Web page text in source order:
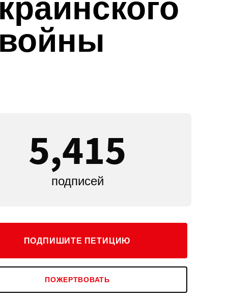
5,415
подписей
ПОДПИШИТЕ ПЕТИЦИЮ
ПОЖЕРТВОВАТЬ